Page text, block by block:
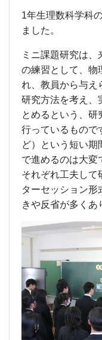
1年生理数科学科
ました。
ミニ課題研究は
の練習として、物
れ、教員から与え
研究方法を考え、
とめるという、研
行っているもので
ど）という短い期
で進めるのは大変
それぞれ工夫して
ターセッション形
きや反省が多くあ